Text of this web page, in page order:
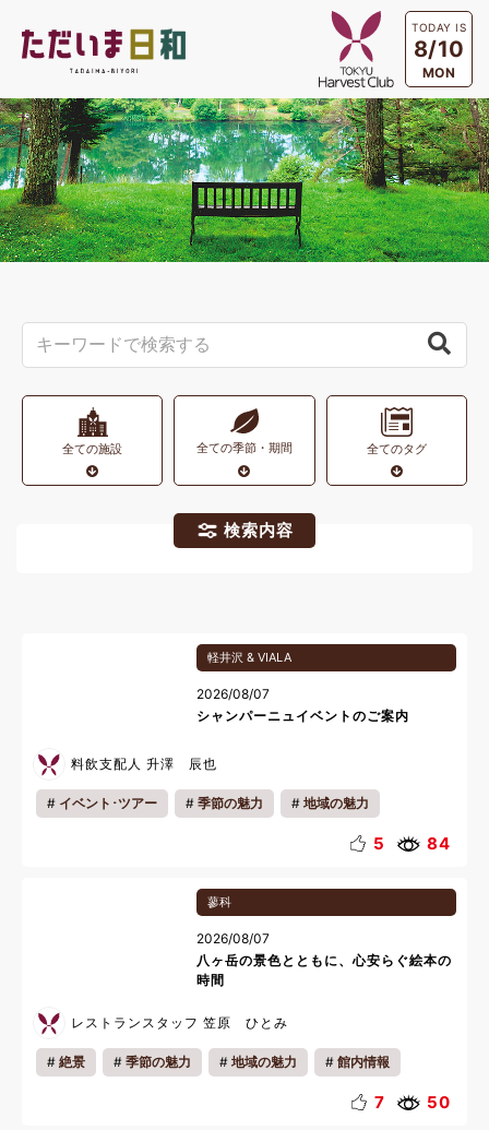
TODAY IS
8/10
MON
全ての施設 全ての季節・期間 全てのタグ
検索内容
軽井沢 & VIALA
2026/08/07
シャンパーニュイベントのご案内
料飲支配人 升澤 辰也
イベント･ツアー 季節の魅力 地域の魅力
リフレッシュ
5 84
蓼科
2026/08/07
八ヶ岳の景色とともに、心安らぐ絵本の
時間
レストランスタッフ 笠原 ひとみ
絶景 季節の魅力 地域の魅力 館内情報
お知らせ
7 50